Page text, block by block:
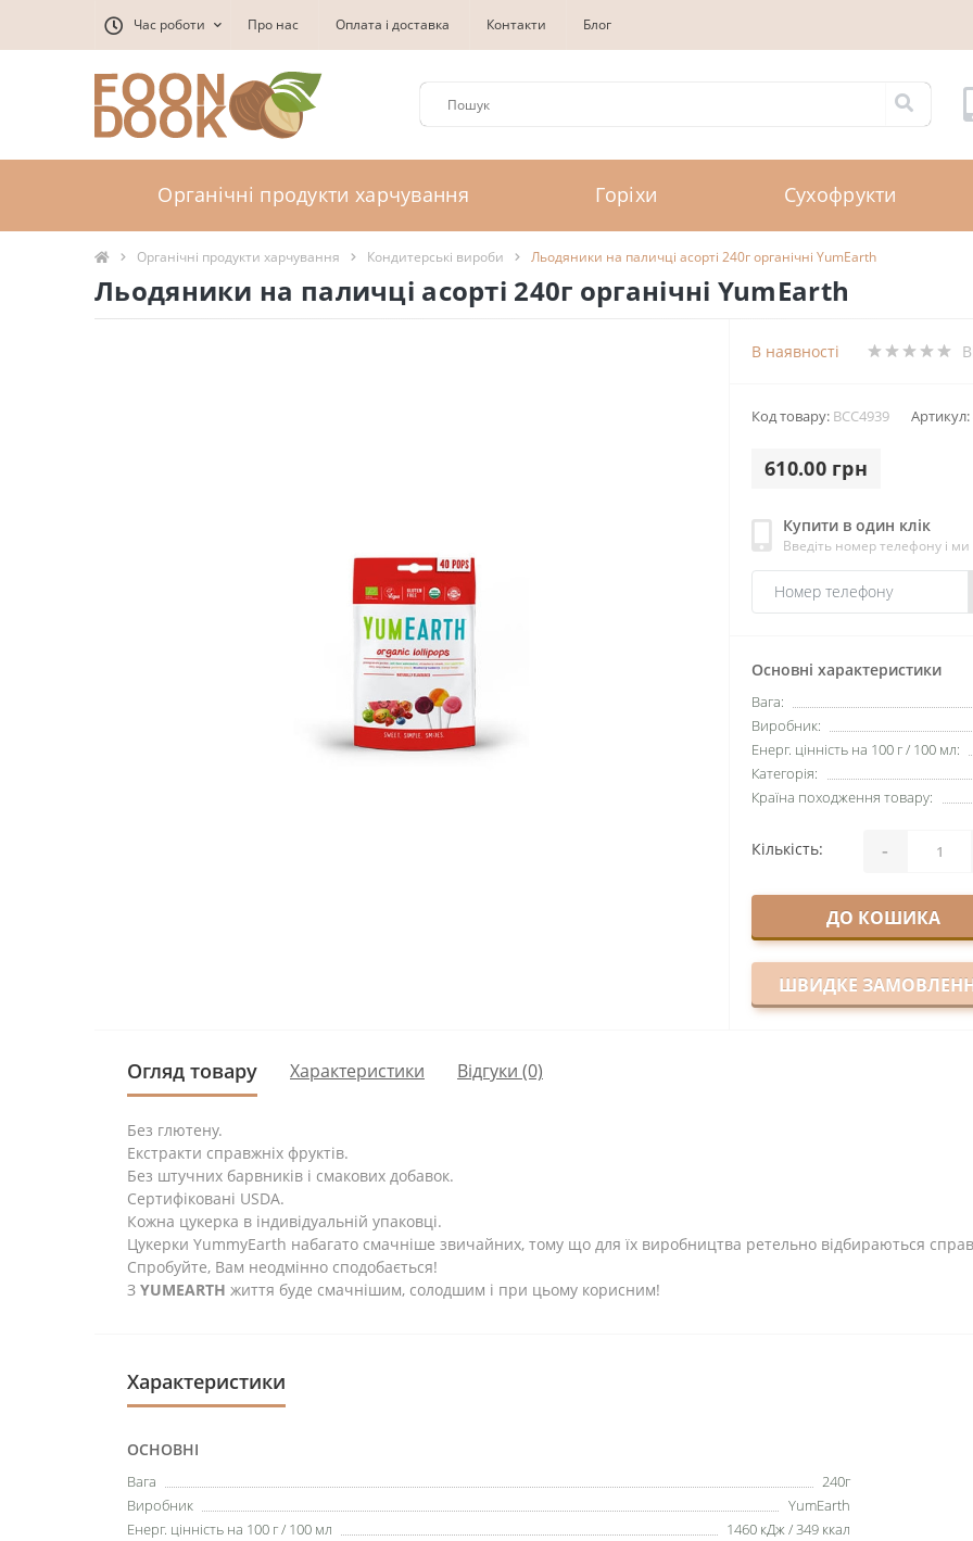
Час роботи Про нас Оплата і доставка Контакти Блог
Органічні продукти харчування Горіхи Сухофрукти
Органічні продукти харчування Кондитерські вироби Льодяники на паличці асорті 240г органічні YumEarth
Льодяники на паличці асорті 240г органічні YumEarth
В наявності
Код товару: BCC4939 Артикул:
610.00 грн
Купити в один клік
Введіть номер телефону і
Основні характеристики
Вага:
Виробник:
Енерг. цінність на 100 г / 100 мл:
Категорія:
Країна походження товару:
Кількість: -
ДО КОШИКА
ШВИДКЕ
Огляд товару Характеристики Відгуки (0)
Без глютену.
Екстракти справжніх фруктів.
Без штучних барвників і смакових добавок.
Сертифіковані USDA.
Кожна цукерка в індивідуальній упаковці.
Цукерки YummyEarth набагато смачніше звичайних, тому що для їх виробництва ретельно відбираються
Спробуйте, Вам неодмінно сподобається!
З YUMEARTH життя буде смачнішим, солодшим і при цьому корисним!
Характеристики
ОСНОВНІ
Вага
240г
Виробник
YumEarth
Енерг. цінність на 100 г / 100 мл
1460 кДж / 349 ккал